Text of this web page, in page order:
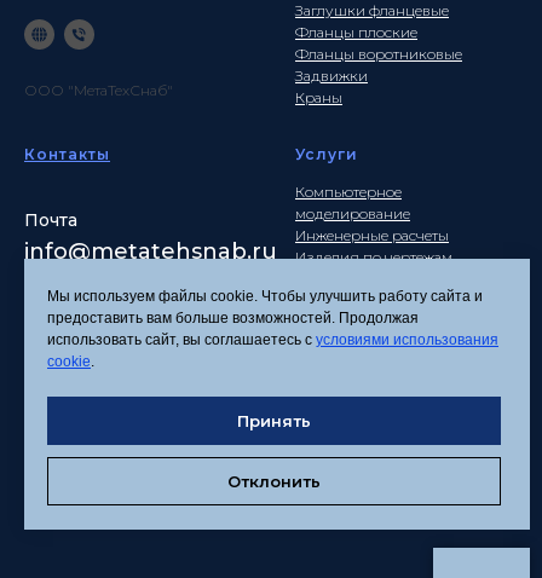
ООО "МетаТехСнаб"
Заглушки фланцевые
Фланцы плоские
Фланцы воротниковые
Задвижки
Краны
Контакты
Почта
info@metatehsnab.ru
Услуги
Компьютерное
моделирование
Инженерные расчеты
Изделия по чертежам
Политика
Согласие на обработку
персональных данных
Соглашение об
Мы используем файлы cookie. Чтобы улучшить работу сайта и
предоставить вам больше возможностей. Продолжая
использовать сайт, вы соглашаетесь с условиями использования
cookie.
Принять
Отклонить